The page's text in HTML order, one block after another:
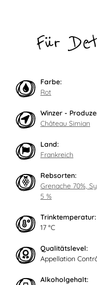
Für
Farbe:
Rot
Winzer -
Château Simian
Land:
Frankreich
Rebsorten:
Grenache 70%,
5 %
Trinktemperatur:
17 °C
Qualitätslevel:
Appellation
Alkoholgehalt: